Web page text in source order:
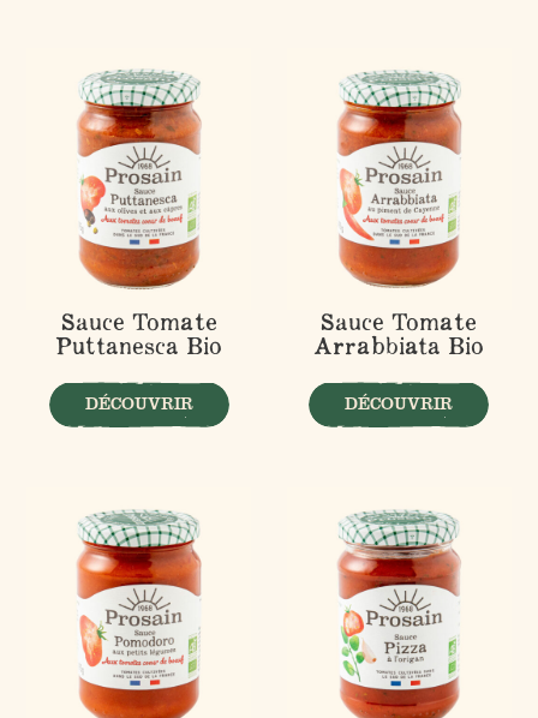
Sauce Tomate
Puttanesca Bio
DÉCOUVRIR
Sauce Tomate
Arrabbiata Bio
DÉCOUVRIR